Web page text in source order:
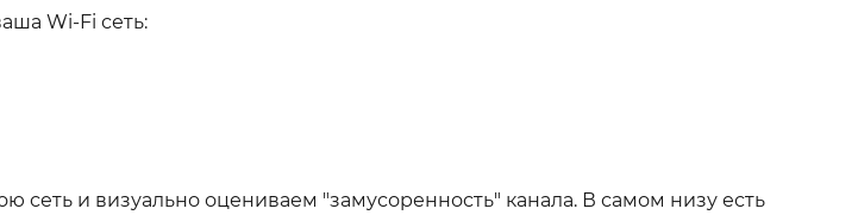
Wi-Fi сеть:
сеть и визуально оцениваем "замусоренность" канала. В самом низу есть